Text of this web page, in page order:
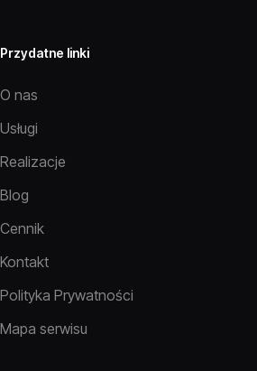
Przydatne linki
O nas
Usługi
Realizacje
Blog
Cennik
Kontakt
Polityka Prywatności
Mapa serwisu